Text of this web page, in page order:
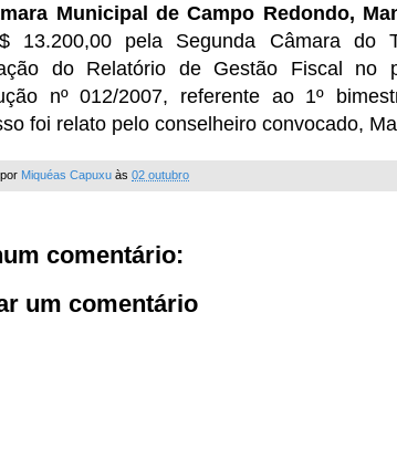
Municipal de Campo Redondo,
13.200,00 pela Segunda Câmara do
do Relatório de Gestão Fiscal no
nº 012/2007, referente ao 1º
foi relato pelo conselheiro convocado,
Miquéas Capuxu às 02 outubro
comentário:
um comentário